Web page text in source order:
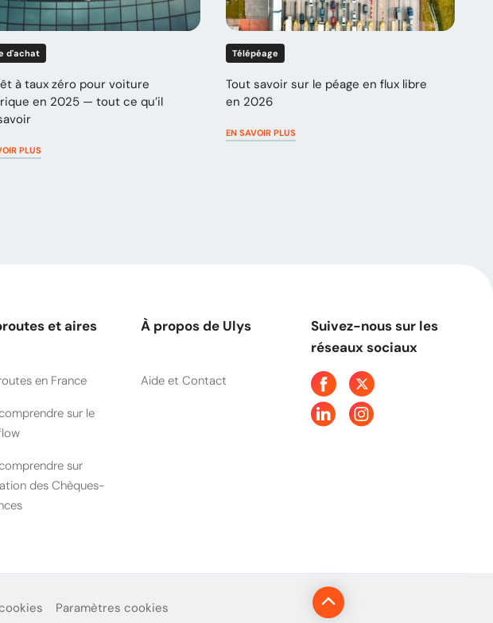
d'achat
à taux zéro pour voiture
en 2025 — tout ce qu’il
PLUS
Télépéage
Tout savoir sur le péage en flux libre
en 2026
EN SAVOIR PLUS
et aires
en France
sur le
sur
des Chèques-
À propos de Ulys
Aide et Contact
Suivez-nous sur les
réseaux sociaux
Paramètres cookies